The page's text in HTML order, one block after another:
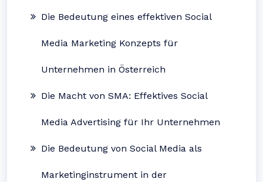
Die Bedeutung eines effektiven Social
Media Marketing Konzepts für
Unternehmen in Österreich
Die Macht von SMA: Effektives Social
Media Advertising für Ihr Unternehmen
Die Bedeutung von Social Media als
Marketinginstrument in der